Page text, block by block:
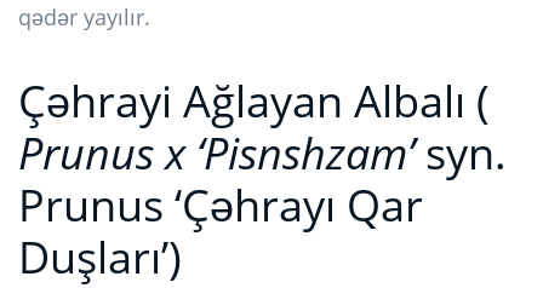
qədər yayılır.
Çəhrayi Ağlayan Albalı (
Prunus x ‘Pisnshzam’ syn.
Prunus ‘Çəhrayı Qar
Duşları’)